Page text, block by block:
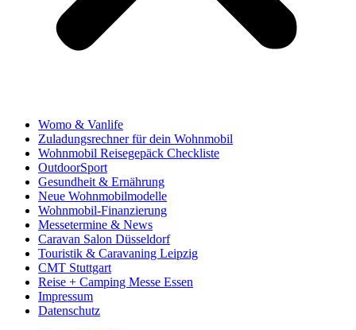
Womo & Vanlife
Zuladungsrechner für dein Wohnmobil
Wohnmobil Reisegepäck Checkliste
OutdoorSport
Gesundheit & Ernährung
Neue Wohnmobilmodelle
Wohnmobil-Finanzierung
Messetermine & News
Caravan Salon Düsseldorf
Touristik & Caravaning Leipzig
CMT Stuttgart
Reise + Camping Messe Essen
Impressum
Datenschutz